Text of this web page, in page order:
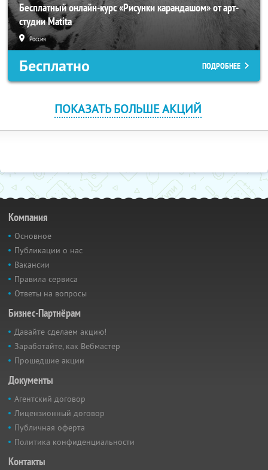
Бесплатный онлайн-курс «Рисунки карандашом» от арт-
студии Matita
Россия
Бесплатно ПОДРОБНЕЕ
ПОКАЗАТЬ БОЛЬШЕ АКЦИЙ
Компания
Основное
Публикации о нас
Вакансии
Правила сервиса
Ответы на вопросы
Бизнес-Партнёрам
Давайте сделаем акцию!
Заработайте, как Вебмастер
Прошедшие акции
Документы
Агентский договор
Лицензионный договор
Публичная оферта
Политика конфиденциальности
Контакты